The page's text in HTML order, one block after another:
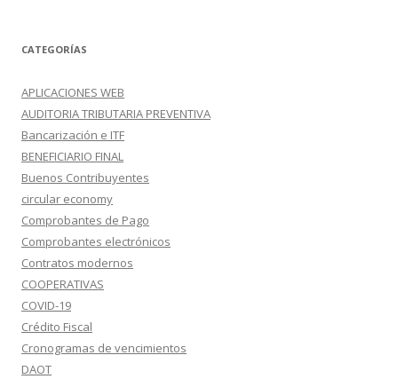
CATEGORÍAS
APLICACIONES WEB
AUDITORIA TRIBUTARIA PREVENTIVA
Bancarización e ITF
BENEFICIARIO FINAL
Buenos Contribuyentes
circular economy
Comprobantes de Pago
Comprobantes electrónicos
Contratos modernos
COOPERATIVAS
COVID-19
Crédito Fiscal
Cronogramas de vencimientos
DAOT